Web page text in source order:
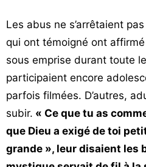
Les abus ne s’arrêtaient
qui ont témoigné ont
sous emprise durant toute
participaient encore
parfois filmées. D’autres,
subir. « Ce que tu as
que Dieu a exigé de toi
grande », leur disaient les